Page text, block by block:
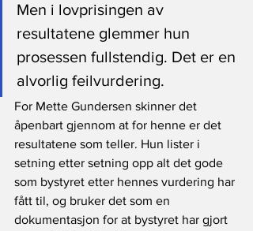
Men i lovprisingen av
resultatene glemmer hun
prosessen fullstendig. Det er en
alvorlig feilvurdering.
For Mette Gundersen skinner det
åpenbart gjennom at for henne er det
resultatene som teller. Hun lister i
setning etter setning opp alt det gode
som bystyret etter hennes vurdering har
fått til, og bruker det som en
dokumentasjon for at bystyret har gjort